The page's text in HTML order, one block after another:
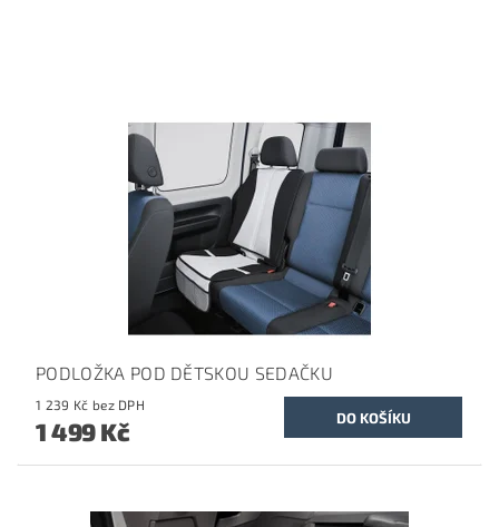
PODLOŽKA POD DĚTSKOU SEDAČKU
1 239 Kč bez DPH
1 499 Kč